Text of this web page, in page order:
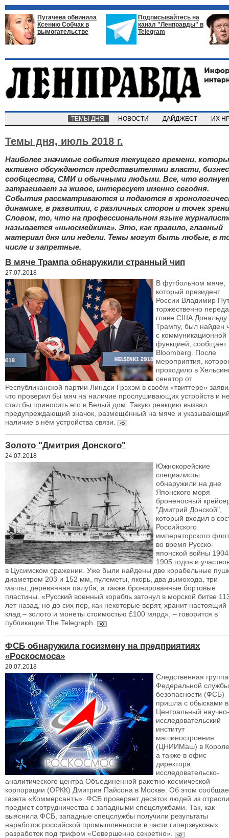
Пугачева обвинила
Ксению Собчак в
вымогательстве
Подписывайтесь на
канал "Ленправды" в
Telegram
ТЕМЫ ДНЯ НОВОСТИ ДАЙДЖЕСТ ИХ
Темы дня, июль 2018 г.
Наиболее значимые события текущего времени,
активно обсуждаются представителями власти,
сообщества, СМИ и обычными людьми. Все, что
затрагивает за живое, интересует именно сегодня.
События рассматриваются и подаются в
динамике, в развитии, с различных сторон и точек
Словом, то, что на профессиональном языке
называется «ньюсмейкинг». Это, как правило, главный
материал дня или недели. Темы могут быть любые, в
числе и запретные.
В мяче Трампа обнаружили странный чип
27.07.2018
В футбольном мяче,
который президент
России Владимир
торжественно
главе США Дональду
Трампу, был найден
с коммуникационной
функцией, сообщает
Bloomberg. После
мероприятия,
проходило в
сенатор от
Республиканской партии Линдси Грэхэм в своём «твиттере»
что проверил бы мяч на наличие прослушивающих устройств и
стал бы приносить его в Белый дом. Такую реакцию вызвал
предупреждающий значок, размещённый на мяче и
наличие в нём устройства связи.
Золото "Дмитрия Донского"
24.07.2018
Южнокорейские
специалисты
обнаружили на дне
Японского моря
броненосный
"Дмитрий Донской",
который входил в
Российского
императорского
во время Русско-
японской войны
1905 годов и
в Цусимском сражении. Уже были найдены две корабельные
диаметром 203 и 152 мм, пулеметы, якорь, два дымохода, три
мачты, деревянная палуба, а также бронированные бортовые
пластины. «Русский военный корабль затонул в морской битве
лет назад, но до сих пор, как некоторые верят, хранит настоящий
клад – золото и монеты стоимостью £100 млрд», – говорится в
публикации The Telegraph.
ФСБ обнаружила госизмену на предприятиях
«Роскосмоса»
20.07.2018
Следственная группа
Федеральной службы
безопасности (ФСБ)
пришла с обысками в
Центральный научно-
исследовательский
институт
машиностроения
(ЦНИИМаш) в
а также в офис
директора
исследовательско-
аналитического центра Объединенной ракетно-космической
корпорации (ОРКК) Дмитрия Пайсона в Москве. Об этом
газета «Коммерсантъ». ФСБ проверяет десяток людей из
предмет сотрудничества с западными спецслужбами. Так, как
выяснила ФСБ, западные спецслужбы получили результаты
наработок российской промышленности в части гиперзвуковых
разработок под грифом «Совершенно секретно».